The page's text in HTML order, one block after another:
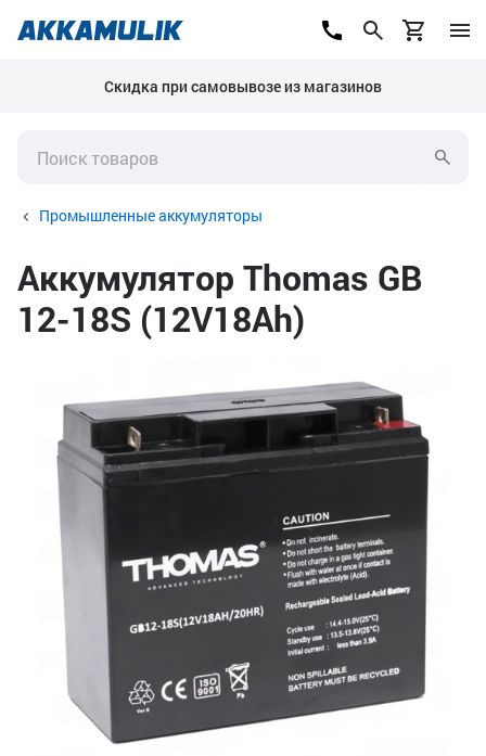
Скидка при самовывозе из магазинов
Промышленные аккумуляторы
Аккумулятор Thomas GB
12-18S (12V18Ah)